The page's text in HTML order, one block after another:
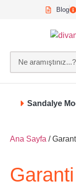
Blog
Sandalye
Ana Sayfa /